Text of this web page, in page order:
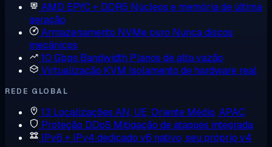
AMD EPYC + DDR5 Núcleos e memória de última
geração
Armazenamento NVMe puro Nunca discos
mecânicos
10 Gbps Bandwidth Planos de alta vazão
Virtualização KVM Isolamento de hardware real
REDE GLOBAL
13 Localizações AN, UE, Oriente Médio, APAC
Proteção DDoS Mitigação de ataques integrada
IPv6 + IPv4 dedicado v6 nativo, seu próprio v4